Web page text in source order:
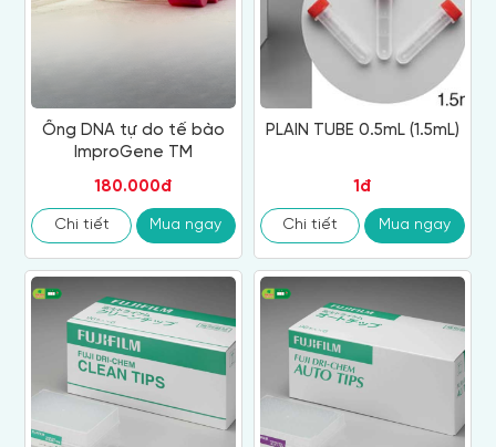
Ống DNA tự do tế bào
ImproGene TM
180.000đ
Chi tiết Mua ngay
PLAIN TUBE 0.5mL (1.5mL)
1đ
Chi tiết Mua ngay